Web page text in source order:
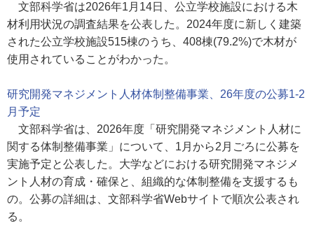
文部科学省は2026年1月14日、公立学校施設における木
材利用状況の調査結果を公表した。2024年度に新しく建築
された公立学校施設515棟のうち、408棟(79.2%)で木材が
使用されていることがわかった。
研究開発マネジメント人材体制整備事業、26年度の公募1-2
月予定
文部科学省は、2026年度「研究開発マネジメント人材に
関する体制整備事業」について、1月から2月ごろに公募を
実施予定と公表した。大学などにおける研究開発マネジメ
ント人材の育成・確保と、組織的な体制整備を支援するも
の。公募の詳細は、文部科学省Webサイトで順次公表され
る。